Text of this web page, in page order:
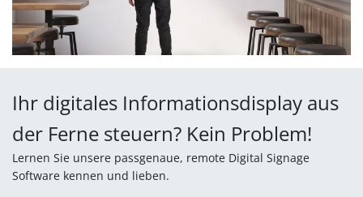
Ihr digitales Informationsdisplay aus
der Ferne steuern? Kein Problem!
Lernen Sie unsere passgenaue, remote Digital Signage
Software kennen und lieben.